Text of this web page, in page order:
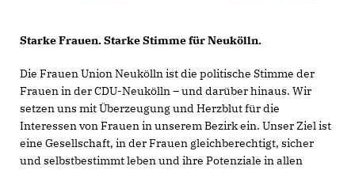
Starke Frauen. Starke Stimme für Neukölln.
Die Frauen Union Neukölln ist die politische Stimme der
Frauen in der CDU-Neukölln – und darüber hinaus. Wir
setzen uns mit Überzeugung und Herzblut für die
Interessen von Frauen in unserem Bezirk ein. Unser Ziel ist
eine Gesellschaft, in der Frauen gleichberechtigt, sicher
und selbstbestimmt leben und ihre Potenziale in allen